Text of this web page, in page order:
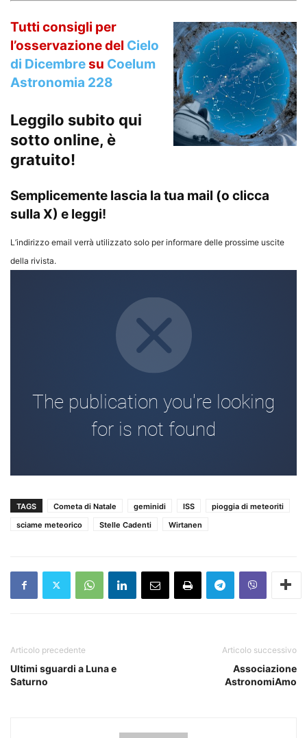
Tutti consigli per
l’osservazione del Cielo
di Dicembresu Coelum
Astronomia 228
Leggilo subito qui
sotto online, è
gratuito!
Semplicemente lascia la tua mail (o clicca
sulla X) e leggi!
L’indirizzo email verrà utilizzato solo per informare delle prossime uscite
della rivista.
TAGS Cometa di Natale geminidi ISS
pioggia di meteoriti
sciame meteorico
Stelle Cadenti Wirtanen
Articolo precedente
Ultimi sguardi a Luna e
Saturno
Articolo successivo
Associazione
AstronomiAmo